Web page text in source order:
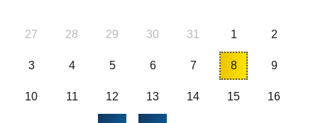
27 28 29 30 31 1 2
3 4 5 6 7 8 9
10 11 12 13 14 15 16